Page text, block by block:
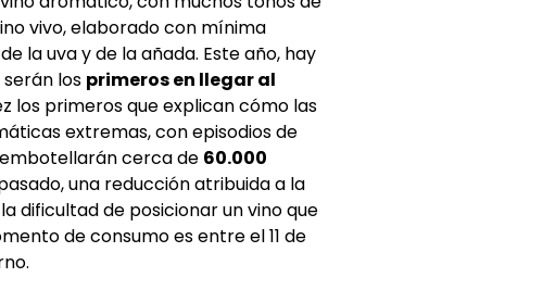
vivo, elaborado con mínima
la uva y de la añada. Este año, hay
los primeros en llegar al
los primeros que explican cómo las
extremas, con episodios de
embotellarán cerca de 60.000
una reducción atribuida a la
dificultad de posicionar un vino que
de consumo es entre el 11 de